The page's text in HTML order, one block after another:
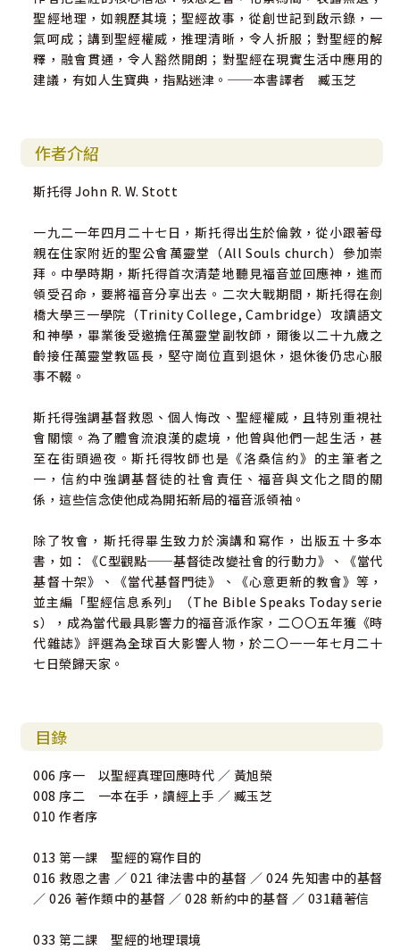
聖經地理，如親歷其境；聖經故事，從創世記到啟示錄，一
氣呵成；講到聖經權威，推理清晰，令人折服；對聖經的解
釋，融會貫通，令人豁然開朗；對聖經在現實生活中應用的
建議，有如人生寶典，指點迷津。──本書譯者 臧玉芝
作者介紹
斯托得 John R. W. Stott
一九二一年四月二十七日，斯托得出生於倫敦，從小跟著母
親在住家附近的聖公會萬靈堂（All Souls church）參加崇
拜。中學時期，斯托得首次清楚地聽見福音並回應神，進而
領受召命，要將福音分享出去。二次大戰期間，斯托得在劍
橋大學三一學院（Trinity College, Cambridge）攻讀語文
和神學，畢業後受邀擔任萬靈堂副牧師，爾後以二十九歲之
齡接任萬靈堂教區長，堅守崗位直到退休，退休後仍忠心服
事不輟。
斯托得強調基督救恩、個人悔改、聖經權威，且特別重視社
會關懷。為了體會流浪漢的處境，他曾與他們一起生活，甚
至在街頭過夜。斯托得牧師也是《洛桑信約》的主筆者之
一，信約中強調基督徒的社會責任、福音與文化之間的關
係，這些信念使他成為開拓新局的福音派領袖。
除了牧會，斯托得畢生致力於演講和寫作，出版五十多本
書，如：《C型觀點──基督徒改變社會的行動力》、《當代
基督十架》、《當代基督門徒》、《心意更新的教會》等，
並主編「聖經信息系列」（The Bible Speaks Today serie
s），成為當代最具影響力的福音派作家，二〇〇五年獲《時
代雜誌》評選為全球百大影響人物，於二〇一一年七月二十
七日榮歸天家。
目錄
006 序一 以聖經真理回應時代 ／ 黃旭榮
008 序二 一本在手，讀經上手 ／ 臧玉芝
010 作者序
013 第一課 聖經的寫作目的
016 救恩之書 ／ 021 律法書中的基督 ／ 024 先知書中的基督
／ 026 著作類中的基督 ／ 028 新約中的基督 ／ 031藉著信
033 第二課 聖經的地理環境